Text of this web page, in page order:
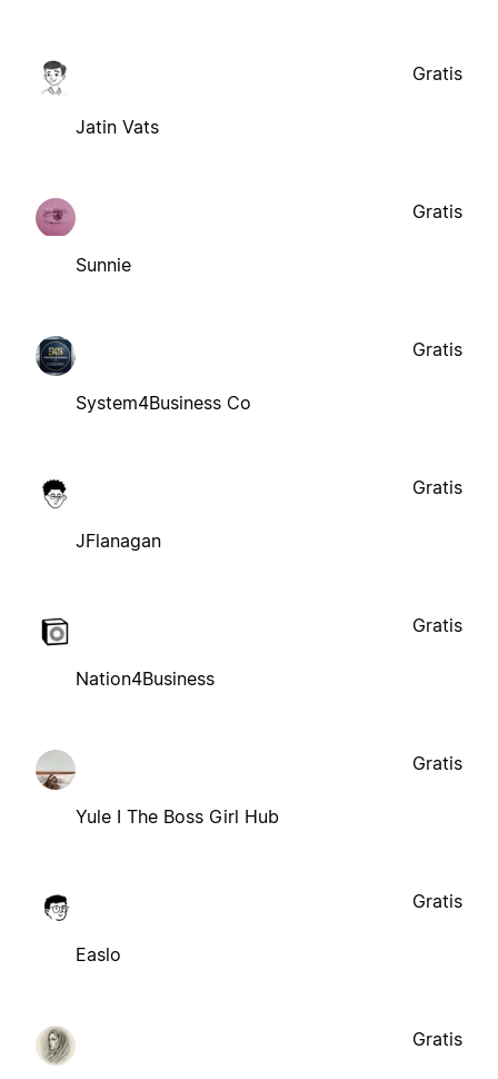
Jatin Vats
Gratis
Sunnie
Gratis
System4Business Co
Gratis
JFlanagan
Gratis
Nation4Business
Gratis
Yule I The Boss Girl Hub
Gratis
Easlo
Gratis
Gratis